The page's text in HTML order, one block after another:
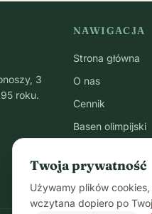
3
roku.
NAWIGACJA
Strona główna
O nas
Cennik
Basen olimpijski
Przestrzenie
Twoja prywatność
Używamy plików
wczytana dopiero po